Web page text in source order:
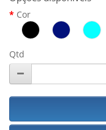
Cor
Qtd